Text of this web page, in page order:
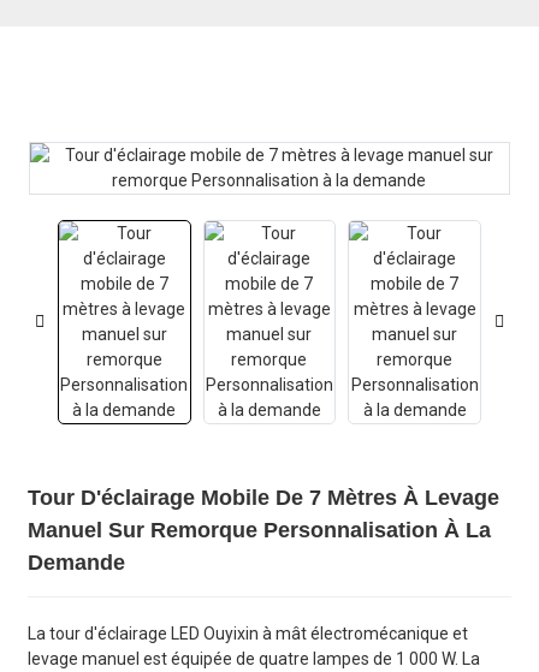
Tour D'éclairage Mobile De 7 Mètres À Levage
Manuel Sur Remorque Personnalisation À La
Demande
La tour d'éclairage LED Ouyixin à mât électromécanique et
levage manuel est équipée de quatre lampes de 1 000 W. La